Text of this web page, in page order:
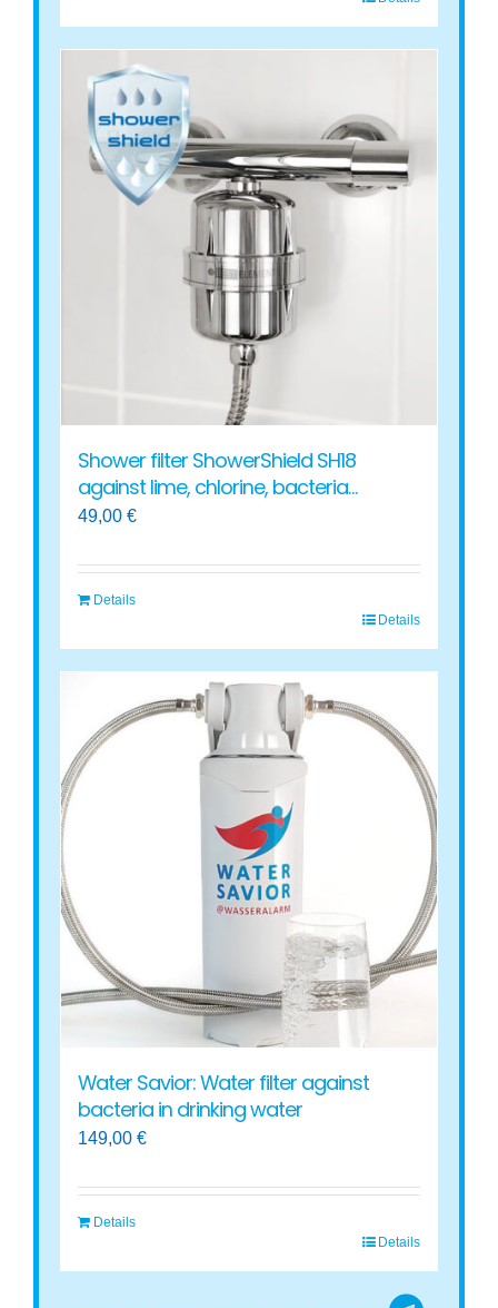
product
multiple
variants.
The
options
Shower filter ShowerShield SH18
against lime, chlorine, bacteria…
49,00€
Details
Details
Water Savior: Water filter against
bacteria in drinking water
149,00€
Details
Details